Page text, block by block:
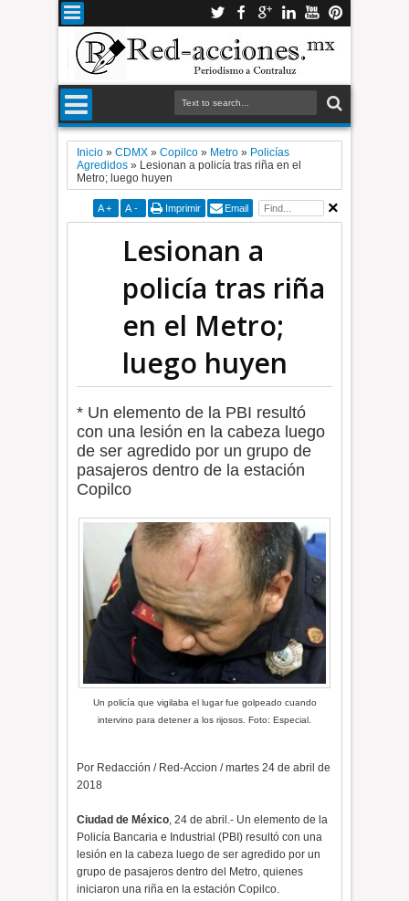
Inicio »CDMX »Copilco » Metro » Policías
Agredidos » Lesionan a policía tras riña en el
Metro; luego huyen
A + A - Imprimir Email
Lesionan a
policía tras riña
en el Metro;
luego huyen
* Un elemento de la PBI resultó
con una lesión en la cabeza luego
de ser agredido por un grupo de
pasajeros dentro de la estación
Copilco
Un policía que vigilaba el lugar fue golpeado cuando
intervino para detener a los rijosos. Foto: Especial.
Por Redacción / Red-Accion / martes 24 de abril de
2018
Ciudad de México, 24 de abril.- Un elemento de la
Policía Bancaria e Industrial (PBI) resultó con una
lesión en la cabeza luego de ser agredido por un
grupo de pasajeros dentro del Metro, quienes
iniciaron una riña en la estación Copilco.